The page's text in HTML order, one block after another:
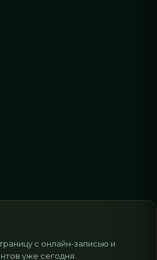
с онлайн-записью и
уже сегодня.